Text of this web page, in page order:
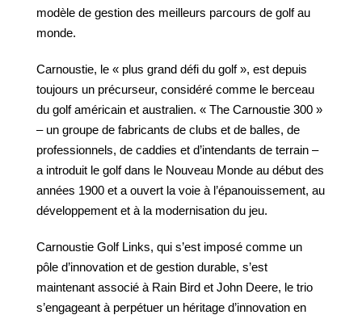
modèle de gestion des meilleurs parcours de golf au
monde.
Carnoustie, le « plus grand défi du golf », est depuis
toujours un précurseur, considéré comme le berceau
du golf américain et australien. « The Carnoustie 300 »
– un groupe de fabricants de clubs et de balles, de
professionnels, de caddies et d’intendants de terrain –
a introduit le golf dans le Nouveau Monde au début des
années 1900 et a ouvert la voie à l’épanouissement, au
développement et à la modernisation du jeu.
Carnoustie Golf Links, qui s’est imposé comme un
pôle d’innovation et de gestion durable, s’est
maintenant associé à Rain Bird et John Deere, le trio
s’engageant à perpétuer un héritage d’innovation en